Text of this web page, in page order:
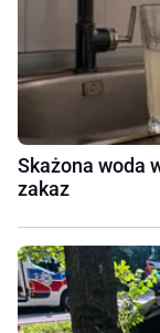
Skażona woda
zakaz